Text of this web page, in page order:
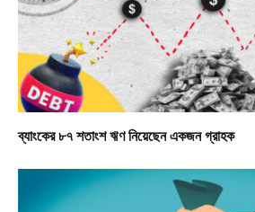
ব্যাংকের ৮৭ শতাংশ ঋণ নিয়েছেন একজন গ্রাহক